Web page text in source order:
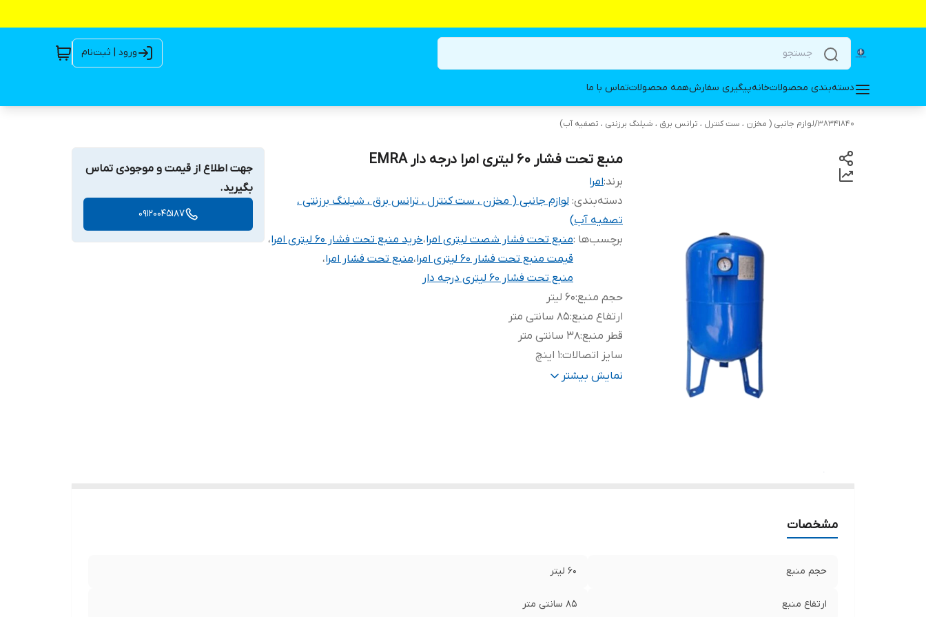
ورود | ثبت‌نام
دسته‌بندی محصولاتخانهپیگیری سفارشهمه محصولاتتماس با ما
38341840
/لوازم جانبی ( مخزن ، ست کنترل ، ترانس برق ، شیلنگ برزنتی ، تصفیه آب)
منبع تحت فشار ۶۰ لیتری امرا درجه دار EMRA
برند:امرا
دسته‌بندی: لوازم جانبی ( مخزن ، ست کنترل ، ترانس برق ، شیلنگ برزنتی ،
تصفیه آب)
برچسب‌ها :منبع تحت فشار شصت لیتری امرا،خرید منبع تحت فشار ۶۰ لیتری امرا
،
قیمت منبع تحت فشار ۶۰ لیتری امرا
،منبع تحت فشار امرا،
منبع تحت فشار ۶۰ لیتری درجه دار
حجم منبع:۶۰ لیتر
ارتفاع منبع:۸۵ سانتی متر
قطر منبع:۳۸ سانتی متر
سایز اتصالات:۱ اینچ
بازه فشار:۱۰ بار
نمایش بیشتر
جهت اطلاع از قیمت و موجودی تماس
بگیرید.
09120045187
مشخصات
حجم منبع ۶۰ لیتر
ارتفاع منبع ۸۵ سانتی متر